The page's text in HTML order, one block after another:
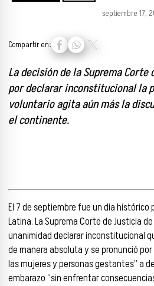
septiembre 17,
Compartir en:
La decisión de la Suprema
por declarar inconstitucional la
voluntario agita aún más la
el continente.
El 7 de septiembre fue un día histórico
Latina. La Suprema Corte de Justicia
unanimidad declarar inconstitucional
de manera absoluta y se pronunció
las mujeres y personas gestantes” a
embarazo “sin enfrentar